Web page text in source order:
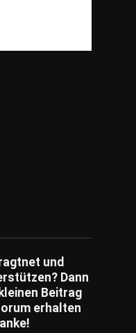
(82)
(2)
(86)
und
Dann
Beitrag
erhalten